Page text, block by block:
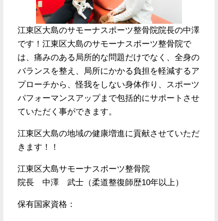
江東区大島のサモーナスポーツ整骨院院長の中澤
です！江東区大島のサモーナスポーツ整骨院で
は、痛みのある局所的な問題だけでなく、全身の
バランスを整え、局所にかかる負担を軽減するア
プローチから、怪我をしない身体作り、スポーツ
パフォーマンスアップまで包括的にサポートさせ
ていただく事ができます。
江東区大島の地域の健康増進に貢献させていただ
きます！！
江東区大島サモーナスポーツ整骨院
院長 中澤 武士（柔道整復師歴10年以上）
保有国家資格：